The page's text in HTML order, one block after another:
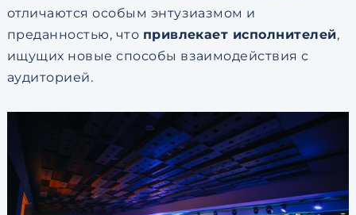
отличаются особым энтузиазмом и
преданностью, что привлекает исполнителей,
ищущих новые способы взаимодействия с
аудиторией.